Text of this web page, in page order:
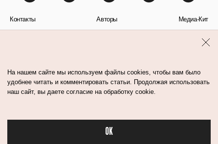
Контакты Авторы Медиа-Кит
На нашем сайте мы используем файлы cookies, чтобы вам было
удобнее читать и комментировать статьи. Продолжая использовать
наш сайт, вы даете согласие на обработку cookie.
OK